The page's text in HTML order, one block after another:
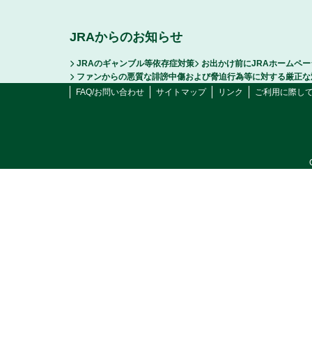
JRAからのお知らせ
JRAのギャンブル等依存症対策
お出かけ前にJRAホームペ
ファンからの悪質な誹謗中傷および脅迫行為等に対する厳正
FAQ/お問い合わせ
サイトマップ リンク ご利用に際し